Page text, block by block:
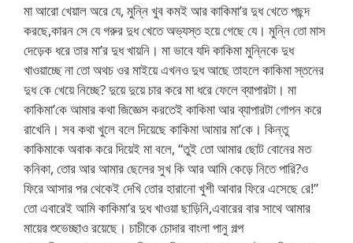
মা আরো খেয়াল অরে যে, মুন্নি খুব কমই আর কাকিমা’র দুধ খেতে পছন্দ
করছে,কারন সে যে গরুর দুধ খেতে অভ্যস্ত হয়ে গেছে যে। মুন্নি তো মাস
দেড়েক ধরে তার মা’র দুধ খায়নি। মা ভাবে যদি কাকিমা মুন্নিকে দুধ
খাওয়াচ্ছে না তো অথচ ওর মাইয়ে এখনও দুধ আছে তাহলে কাকিমা স্তনের
দুধ কে খেয়ে নিচ্ছে? দুয়ে দুয়ে চার করে মা ধরে ফেলে ব্যাপারটা। মা
কাকিমা’কে আমার কথা জিজ্ঞেস করতেই কাকিমা আর ব্যাপারটা গোপন করে
রাখেনি। সব কথা খুলে বলে দিয়েছে কাকিমা আমার মা’কে। কিন্তু
কাকিমাকে অবাক করে দিয়েই মা বলে, “তুই তো আমার ছোট বোনের মত
কনিকা, তোর আর আমার ছেলের সুখ কি আর আমি কেড়ে নিতে পারি?ও
ফিরে আসার পর থেকেই দেখি তোর হারানো খুশী আবার ফিরে এসেছে রে!”
তো এবারেই আমি কাকিমা’র দুধ খাওয়া ছাড়িনি,এবারের বার সাথে আমার
মায়ের শুভেচ্ছাও রয়েছে। চাচীকে চোদার বাংলা পানু গল্প